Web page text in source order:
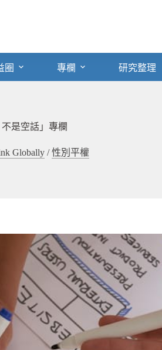
圈 專欄 研究整理
是空話」專欄
Globally/性別平權